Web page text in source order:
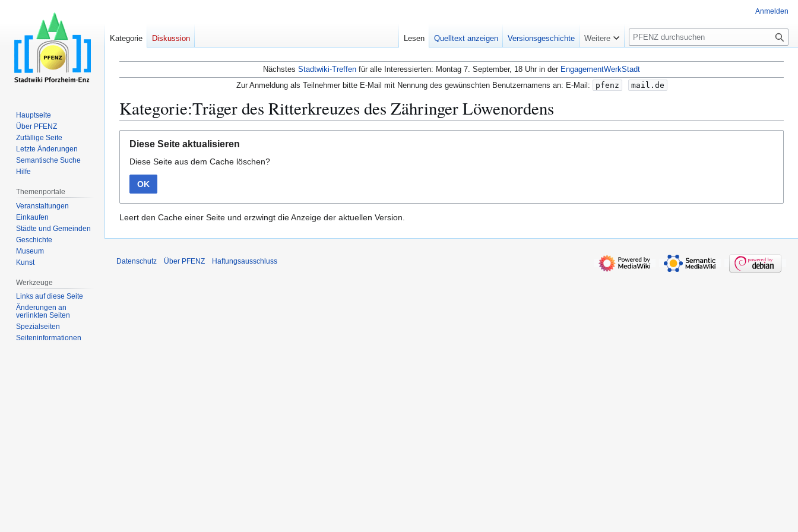
Nächstes Stadtwiki-Treffen für alle Interessierten: Montag 7. September, 18 Uhr in der EngagementWerkStadt
Zur Anmeldung als Teilnehmer bitte E-Mail mit Nennung des gewünschten Benutzernamens an: E-Mail:
pfenz mail.de
Kategorie:Träger des Ritterkreuzes des Zähringer Löwenordens
Navigation
springen
Suche
springen
Diese Seite aktualisieren
Diese Seite aus dem Cache löschen?
OK
Leert den Cache einer Seite und erzwingt die Anzeige der aktuellen Version.
Anmelden
Kategorie Diskussion Lesen Quelltext anzeigen Versionsgeschichte Weitere
S
u
c
h
e
Hauptseite
Über PFENZ
Zufällige Seite
Letzte Änderungen
Semantische Suche
Hilfe
Themenportale
Veranstaltungen
Einkaufen
Städte und Gemeinden
Geschichte
Museum
Kunst
Werkzeuge
Links auf diese Seite
Änderungen an
verlinkten Seiten
Spezialseiten
Seiten­­informationen
Datenschutz Über PFENZ Haftungsausschluss